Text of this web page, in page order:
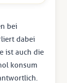
bei
dabei
ist auch die
konsum